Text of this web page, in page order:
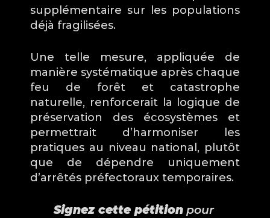
supplémentaire sur les populations
déjà fragilisées.
Une telle mesure, appliquée de
manière systématique après chaque
feu de forêt et catastrophe
naturelle, renforcerait la logique de
préservation des écosystèmes et
permettrait d’harmoniser les
pratiques au niveau national, plutôt
que de dépendre uniquement
d’arrêtés préfectoraux temporaires.
Signez cette pétition pour